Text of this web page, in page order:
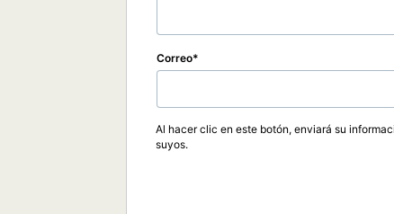
Correo
Al hacer clic en este botón, enviará su
suyos.